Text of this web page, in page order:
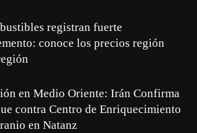
registran fuerte
conoce los precios región
en Medio Oriente: Irán Confirma
contra Centro de Enriquecimiento
en Natanz